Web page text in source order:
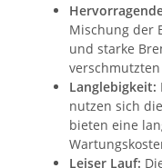
Mischung der
und starke
Langlebigkeit:
nutzen sich
bieten eine
Leiser Lauf: